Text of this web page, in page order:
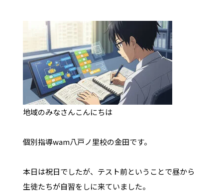
地域のみなさんこんにちは
個別指導wam八戸ノ里校の金田です。
本日は祝日でしたが、テスト前ということで昼から
生徒たちが自習をしに来ていました。